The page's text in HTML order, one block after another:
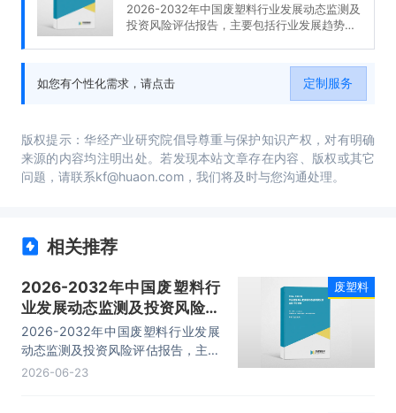
2026-2032年中国废塑料行业发展动态监测及
投资风险评估报告，主要包括行业发展趋势分
如您有个性化需求，请点击
定制服务
版权提示：华经产业研究院倡导尊重与保护知识产权，对有明确
来源的内容均注明出处。若发现本站文章存在内容、版权或其它
问题，请联系kf@huaon.com，我们将及时与您沟通处理。
相关推荐
2026-2032年中国废塑料行
业发展动态监测及投资风险评
估报告
2026-2032年中国废塑料行业发展
动态监测及投资风险评估报告，主要
包括行业发展趋势分析、发展预测、
2026-06-23
废塑料